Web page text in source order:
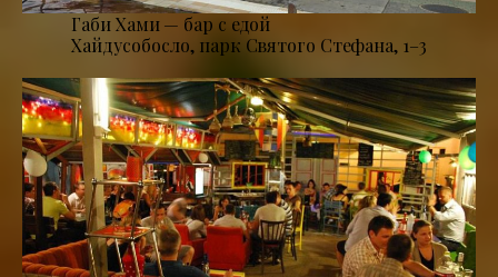
Габи Хами — бар с едой
Хайдусобосло, парк Святого Стефана, 1–3